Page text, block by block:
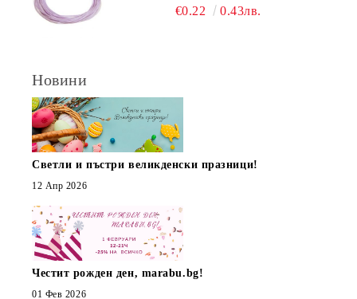
ВЪЗЛИ,GRIFFIN, ЦВЯТ ЛЮЛЯК1ММ
€0.22 0.43лв.
Новини
Светли и пъстри великденски празници!
12 Апр 2026
Честит рожден ден, marabu.bg!
01 Фев 2026